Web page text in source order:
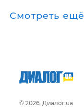
Смотреть ещё
© 2026, Диалог.ua